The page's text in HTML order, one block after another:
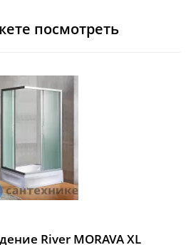
посмотреть
River MORAVA XL